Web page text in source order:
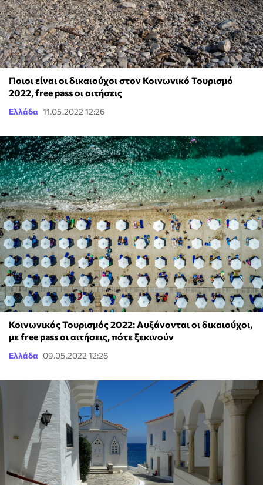
Ποιοι είναι οι δικαιούχοι στον Κοινωνικό Τουρισμό
2022, free pass οι αιτήσεις
Ελλάδα 11.05.2022 12:26
Κοινωνικός Τουρισμός 2022: Αυξάνονται οι δικαιούχοι,
με free pass οι αιτήσεις, πότε ξεκινούν
Ελλάδα 09.05.2022 12:28